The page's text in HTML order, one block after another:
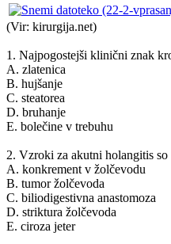
(Vir: kirurgija.net)
1. Najpogostejši klinični znak
A. zlatenica
B. hujšanje
C. steatorea
D. bruhanje
E. bolečine v trebuhu
2. Vzroki za akutni holangitis
A. konkrement v žolčevodu
B. tumor žolčevoda
C. biliodigestivna anastomoza
D. striktura žolčevoda
E. ciroza jeter